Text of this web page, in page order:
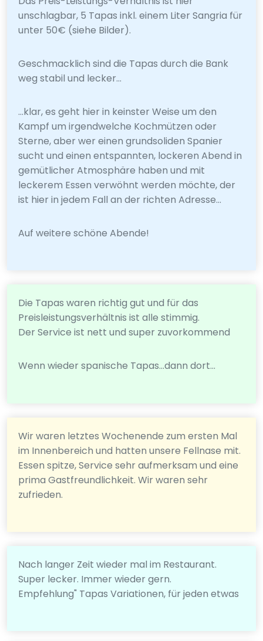
unschlagbar, 5 Tapas inkl. einem Liter Sangria für
unter 50€ (siehe Bilder).
Geschmacklich sind die Tapas durch die Bank
weg stabil und lecker...
...klar, es geht hier in keinster Weise um den
Kampf um irgendwelche Kochmützen oder
Sterne, aber wer einen grundsoliden Spanier
sucht und einen entspannten, lockeren Abend in
gemütlicher Atmosphäre haben und mit
leckerem Essen verwöhnt werden möchte, der
ist hier in jedem Fall an der richten Adresse...
Auf weitere schöne Abende!
Die Tapas waren richtig gut und für das
Preisleistungsverhältnis ist alle stimmig.
Der Service ist nett und super zuvorkommend
Wenn wieder spanische Tapas...dann dort...
Wir waren letztes Wochenende zum ersten Mal
im Innenbereich und hatten unsere Fellnase mit.
Essen spitze, Service sehr aufmerksam und eine
prima Gastfreundlichkeit. Wir waren sehr
zufrieden.
Nach langer Zeit wieder mal im Restaurant.
Super lecker. Immer wieder gern.
Empfehlung" Tapas Variationen, für jeden etwas